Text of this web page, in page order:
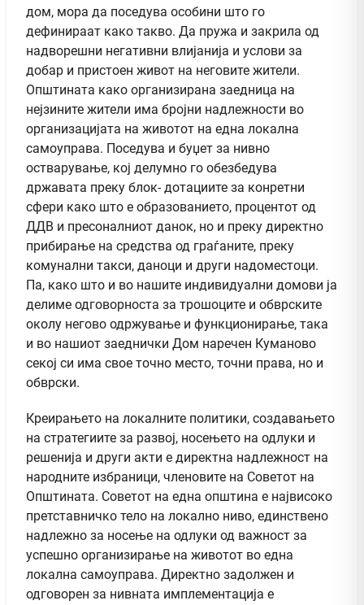
дом, мора да поседува особини што го
дефинираат како такво. Да пружа и закрила од
надворешни негативни влијанија и услови за
добар и пристоен живот на неговите жители.
Општината како организирана заедница на
нејзините жители има бројни надлежности во
организацијата на животот на една локална
самоуправа. Поседува и буџет за нивно
остварување, кој делумно го обезбедува
државата преку блок- дотациите за конретни
сфери како што е образованието, процентот од
ДДВ и пресоналниот данок, но и преку директно
прибирање на средства од граѓаните, преку
комунални такси, даноци и други надоместоци.
Па, како што и во нашите индивидуални домови ја
делиме одговорноста за трошоците и обврските
околу негово одржување и функционирање, така
и во нашиот заеднички Дом наречен Куманово
секој си има свое точно место, точни права, но и
обврски.
Креирањето на локалните политики, создавањето
на стратегиите за развој, носењето на одлуки и
решенија и други акти е директна надлежност на
народните избраници, членовите на Советот на
Општината. Советот на една општина е највисоко
претставничко тело на локално ниво, единствено
надлежно за носење на одлуки од важност за
успешно организирање на животот во една
локална самоуправа. Директно задолжен и
одговорен за нивната имплементација е